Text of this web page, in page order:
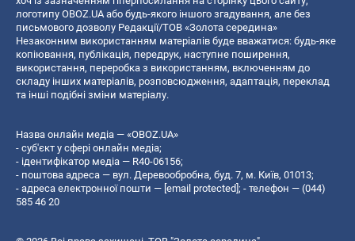
логотипу OBOZ.UA або будь-якого іншого згадування, але без
письмового дозволу Редакції/ТОВ «Золота середина»
Незаконним використанням матеріалів буде вважатися: будь-яке
копiювання, публiкацiя, передрук, наступне поширення,
використання, переробка з використанням, включенням до
складу інших матеріалів, розповсюдження, адаптація, переклад
та інші подібні зміни матеріалу.
Назва онлайн медіа — «OBOZ.UA»
- суб'єкт у сфері онлайн медіа;
- ідентифікатор медіа — R40-06156;
- поштова адреса — вул. Деревообробна, буд. 7, м. Київ, 01013;
- адреса електронної пошти — [email protected]; - телефон — (044)
585 46 20